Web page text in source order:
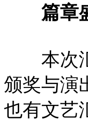
篇章盛
本次汇
颁奖与演
也有文艺